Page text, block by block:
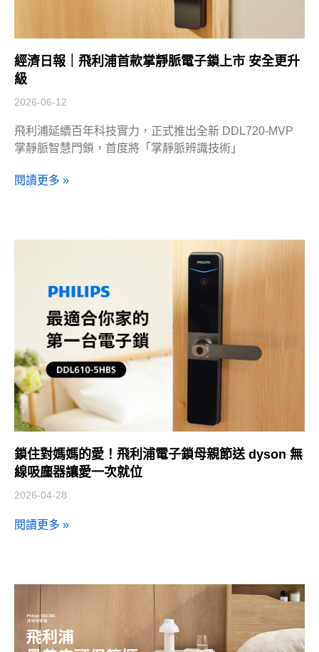
經濟日報｜飛利浦首款掌靜脈電子鎖上市 安全更升
級
2026-06-12
飛利浦延續百年科技實力，正式推出全新 DDL720-MVP
掌靜脈智慧門鎖，首度將「掌靜脈辨識技術」
閱讀更多 »
鎖住對媽媽的愛！飛利浦電子鎖母親節送 dyson 無
線吸塵器讓愛一次就位
2026-04-28
閱讀更多 »